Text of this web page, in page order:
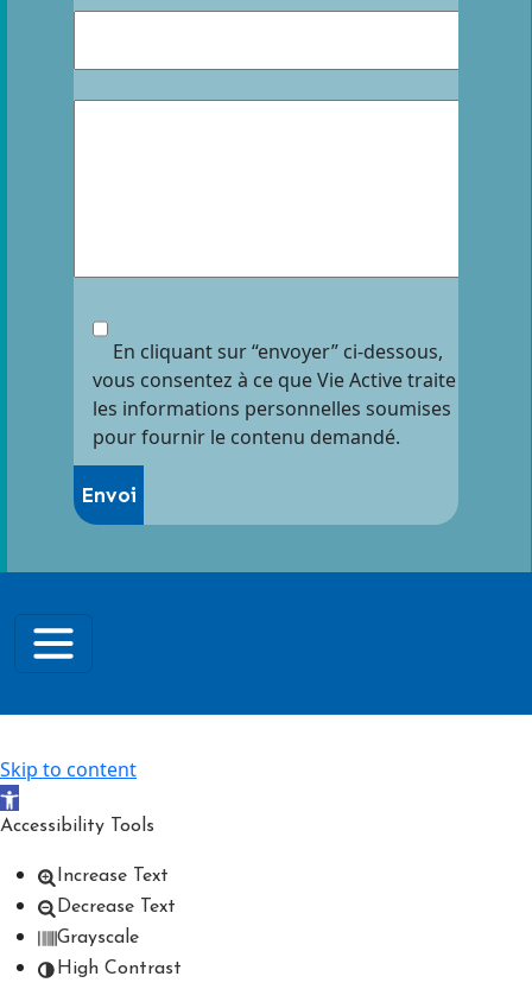
En cliquant sur “envoyer” ci-dessous,
vous consentez à ce que Vie Active traite
les informations personnelles soumises
pour fournir le contenu demandé.
Skip to content
Open toolbar
Accessibility Tools
Increase Text
Decrease Text
Grayscale
High Contrast